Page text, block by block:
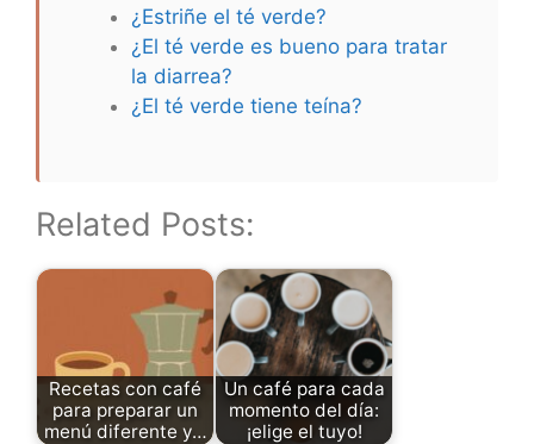
¿Estriñe el té verde?
¿El té verde es bueno para tratar
la diarrea?
¿El té verde tiene teína?
Related Posts:
Recetas con café
para preparar un
menú diferente y…
Un café para cada
momento del día:
¡elige el tuyo!